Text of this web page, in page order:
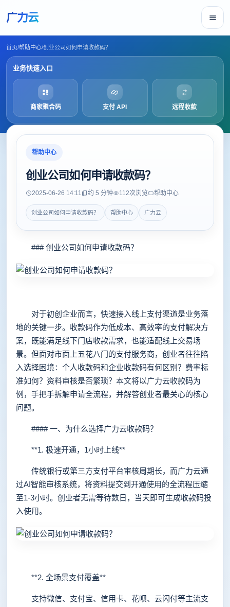
广力云
首页/帮助中心/创业公司如何申请收款码？
业务快速入口
商家聚合码 支付 API 远程收款
帮助中心
创业公司如何申请收款码？
2025-06-26 14:11 约 5 分钟 112次浏览 帮助中心
创业公司如何申请收款码？ 帮助中心 广力云
### 创业公司如何申请收款码？
对于初创企业而言，快速接入线上支付渠道是业务落
地的关键一步。收款码作为低成本、高效率的支付解决方
案，既能满足线下门店收款需求，也能适配线上交易场
景。但面对市面上五花八门的支付服务商，创业者往往陷
入选择困境：个人收款码和企业收款码有何区别？费率标
准如何？资料审核是否繁琐？本文将以广力云收款码为
例，手把手拆解申请全流程，并解答创业者最关心的核心
问题。
#### 一、为什么选择广力云收款码？
**1. 极速开通，1小时上线**
传统银行或第三方支付平台审核周期长，而广力云通
过AI智能审核系统，将资料提交到开通使用的全流程压缩
至1-3小时。创业者无需等待数日，当天即可生成收款码投
入使用。
**2. 全场景支付覆盖**
支持微信、支付宝、信用卡、花呗、云闪付等主流支